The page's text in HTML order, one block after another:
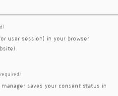
inzake het microbioom.
is er op 31 mei
over de zin en onzin
waarbij em.
e
van de ‘status’
voor nuance.
verder drie series
user session) in your browser
saves your consent status in